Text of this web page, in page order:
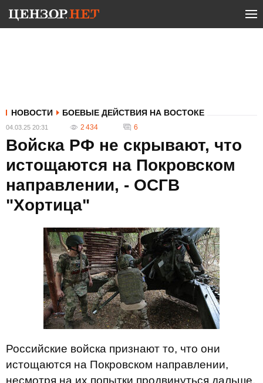
НОВОСТИ БОЕВЫЕ ДЕЙСТВИЯ НА ВОСТОКЕ
04.03.25 20:31 2 434 6
Войска РФ не скрывают, что
истощаются на Покровском
направлении, - ОСГВ
"Хортица"
Российские войска признают то, что они
истощаются на Покровском направлении,
несмотря на их попытки продвинуться дальше.